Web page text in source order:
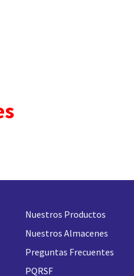
Nuestros Productos
Nuestros Almacenes
Preguntas Frecuentes
PQRSF